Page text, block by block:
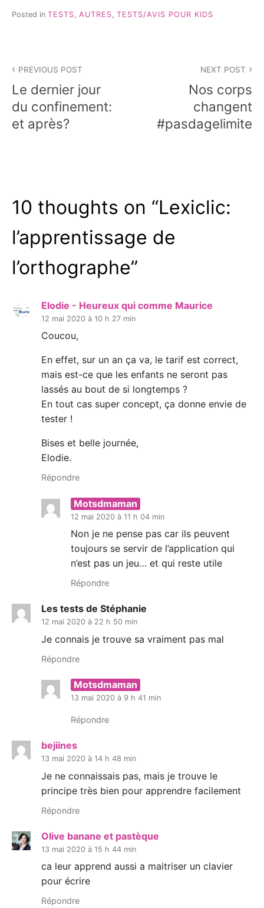
Posted in TESTS, AUTRES, TESTS/AVIS POUR KIDS
de
l’article
PREVIOUS POST
Le dernier jour
du confinement:
et après?
NEXT POST
Nos corps
changent
#pasdagelimite
10 thoughts on “Lexiclic:
l’apprentissage de
l’orthographe”
Elodie - Heureux qui comme Maurice
12 mai 2020 à 10 h 27 min
Coucou,
En effet, sur un an ça va, le tarif est correct,
mais est-ce que les enfants ne seront pas
lassés au bout de si longtemps ?
En tout cas super concept, ça donne envie de
tester !
Bises et belle journée,
Elodie.
Répondre
Motsdmaman
12 mai 2020 à 11 h 04 min
Non je ne pense pas car ils peuvent
toujours se servir de l’application qui
n’est pas un jeu… et qui reste utile
Répondre
Les tests de Stéphanie
12 mai 2020 à 22 h 50 min
Je connais je trouve sa vraiment pas mal
Répondre
Motsdmaman
13 mai 2020 à 9 h 41 min
Répondre
bejiines
13 mai 2020 à 14 h 48 min
Je ne connaissais pas, mais je trouve le
principe très bien pour apprendre facilement
Répondre
Olive banane et pastèque
13 mai 2020 à 15 h 44 min
ca leur apprend aussi a maitriser un clavier
pour écrire
Répondre